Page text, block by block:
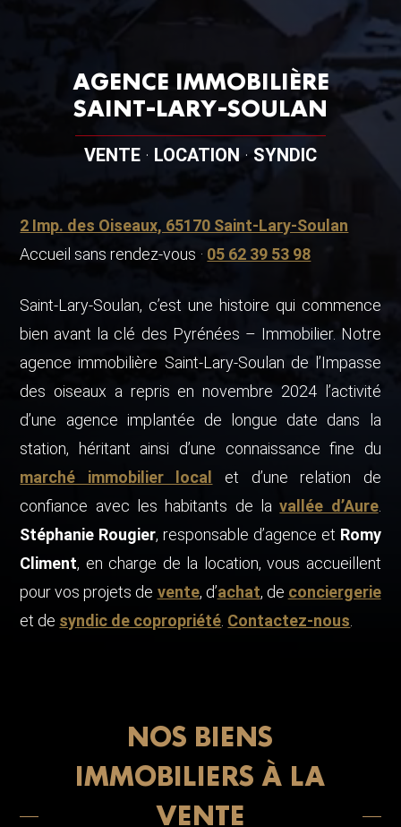
AGENCE IMMOBILIÈRE
SAINT-LARY-SOULAN
VENTE · LOCATION · SYNDIC
2 Imp. des Oiseaux, 65170 Saint-Lary-Soulan
Accueil sans rendez-vous · 05 62 39 53 98
Saint-Lary-Soulan, c’est une histoire qui commence
bien avant la clé des Pyrénées – Immobilier. Notre
agence immobilière Saint-Lary-Soulan de l’Impasse
des oiseaux a repris en novembre 2024 l’activité
d’une agence implantée de longue date dans la
station, héritant ainsi d’une connaissance fine du
marché immobilier local et d’une relation de
confiance avec les habitants de lavallée d’Aure.
Stéphanie Rougier, responsable d’agence et Romy
Climent, en charge de la location, vous accueillent
pour vos projets de vente, d’achat, de conciergerie
et de syndic de copropriété Contactez-nous
NOS BIENS
IMMOBILIERS À LA
VENTE